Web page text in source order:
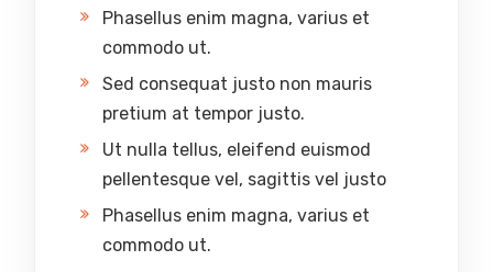
Phasellus enim magna, varius et
commodo ut.
Sed consequat justo non mauris
pretium at tempor justo.
Ut nulla tellus, eleifend euismod
pellentesque vel, sagittis vel justo
Phasellus enim magna, varius et
commodo ut.